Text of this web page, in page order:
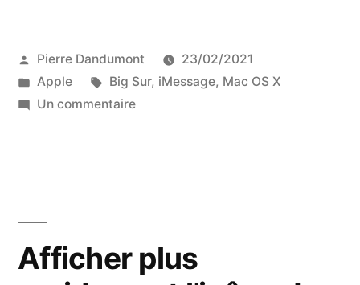
Publié
par
Pierre Dandumont
23/02/2021
Publié
dans
Apple Étiquettes :
Big Sur, iMessage, Mac OS X
Un commentairesur
sur
Afficher plus